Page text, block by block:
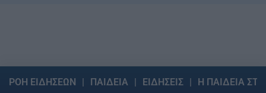
ΡΟΗ ΕΙΔΗΣΕΩΝ ΠΑΙΔΕΙΑ ΕΙΔΗΣΕΙΣ Η ΠΑΙΔΕΙΑ